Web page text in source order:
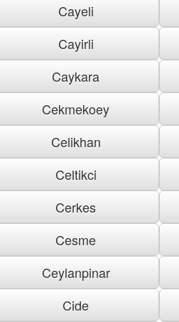
Cayeli
Cayirli
Caykara
Cekmekoey
Celikhan
Celtikci
Cerkes
Cesme
Ceylanpinar
Cide